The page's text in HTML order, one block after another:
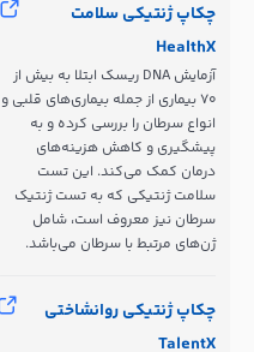
چکاپ ژنتیکی سلامت
HealthX
آزمایش DNA ریسک ابتلا به بیش از
70 بیماری از جمله بیماری‌های قلبی و
انواع سرطان را بررسی کرده و به
پیشگیری و کاهش هزینه‌های
درمان کمک می‌کند. این تست
سلامت ژنتیکی که به تست ژنتیک
سرطان نیز معروف است، شامل
ژن‌های مرتبط با سرطان می‌باشد.
چکاپ ژنتیکی روانشاختی
TalentX